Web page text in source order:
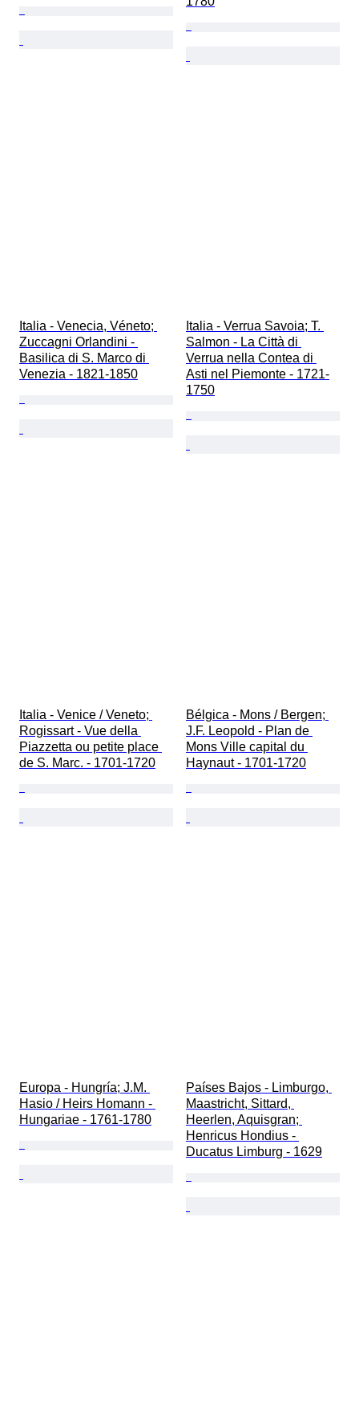
Italia - Venecia, Véneto;
Zuccagni Orlandini -
Basilica di S. Marco di
Venezia - 1821-1850
Italia - Verrua Savoia; T.
Salmon - La Città di
Verrua nella Contea di
Asti nel Piemonte - 1721-
1750
Italia - Venice / Veneto;
Rogissart - Vue della
Piazzetta ou petite place
de S. Marc. - 1701-1720
Bélgica - Mons / Bergen;
J.F. Leopold - Plan de
Mons Ville capital du
Haynaut - 1701-1720
Europa - Hungría; J.M.
Hasio / Heirs Homann -
Hungariae - 1761-1780
Países Bajos - Limburgo,
Maastricht, Sittard,
Heerlen, Aquisgran;
Henricus Hondius -
Ducatus Limburg - 1629